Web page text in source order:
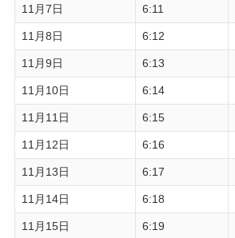
11月7日 6:11
11月8日 6:12
11月9日 6:13
11月10日 6:14
11月11日 6:15
11月12日 6:16
11月13日 6:17
11月14日 6:18
11月15日 6:19